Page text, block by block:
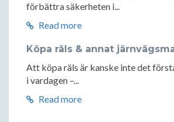
förbättra säkerheten i...
Read more
Köpa räls & annat
Att köpa räls är kanske inte det
i vardagen –...
Read more